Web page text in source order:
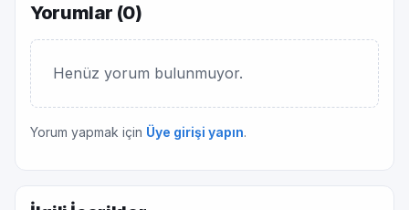
Yorumlar (0)
Henüz yorum bulunmuyor.
Yorum yapmak için Üye girişi yapın.